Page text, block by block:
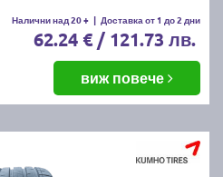
Налични над 20 + | Доставка от 1 до 2 дни
62.24 € / 121.73 лв.
виж повече